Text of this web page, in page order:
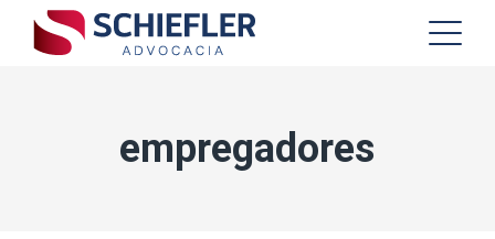
empregadores